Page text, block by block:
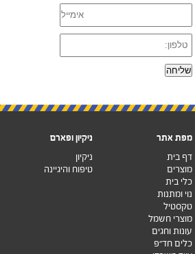
מפת אתר
דף בית
מוצרים
כלי בית
נוי ומתנות
טקסטיל
מוצרי חשמל
עונות וחגים
כלים חד”פ
ניקיון ופארם
ניקיון
טיפוח והיגיינה